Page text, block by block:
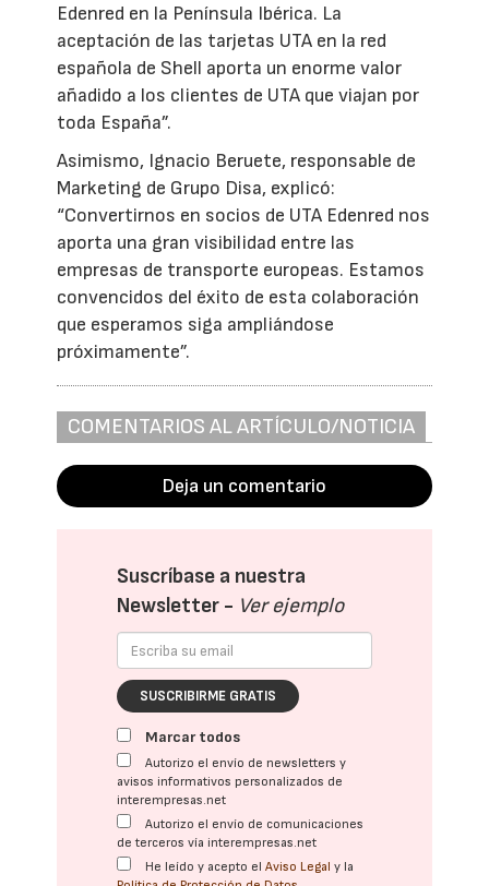
Edenred en la Península Ibérica. La
aceptación de las tarjetas UTA en la red
española de Shell aporta un enorme valor
añadido a los clientes de UTA que viajan por
toda España”.
Asimismo, Ignacio Beruete, responsable de
Marketing de Grupo Disa, explicó:
“Convertirnos en socios de UTA Edenred nos
aporta una gran visibilidad entre las
empresas de transporte europeas. Estamos
convencidos del éxito de esta colaboración
que esperamos siga ampliándose
próximamente”.
COMENTARIOS AL ARTÍCULO/NOTICIA
Deja un comentario
Suscríbase a nuestra
Newsletter - Ver ejemplo
SUSCRIBIRME GRATIS
Marcar todos
Autorizo el envío de newsletters y
avisos informativos personalizados de
interempresas.net
Autorizo el envío de comunicaciones
de terceros vía interempresas.net
He leído y acepto elAviso Legal y la